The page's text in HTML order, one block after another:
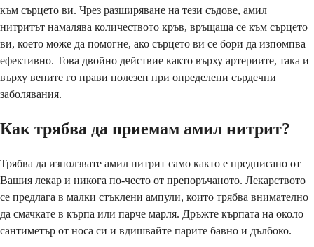
към сърцето ви. Чрез разширяване на тези съдове, амил
нитритът намалява количеството кръв, връщаща се към сърцето
ви, което може да помогне, ако сърцето ви се бори да изпомпва
ефективно. Това двойно действие както върху артериите, така и
върху вените го прави полезен при определени сърдечни
заболявания.
Как трябва да приемам амил нитрит?
Трябва да използвате амил нитрит само както е предписано от
Вашия лекар и никога по-често от препоръчаното. Лекарството
се предлага в малки стъклени ампули, които трябва внимателно
да смачкате в кърпа или парче марля. Дръжте кърпата на около
сантиметър от носа си и вдишвайте парите бавно и дълбоко.